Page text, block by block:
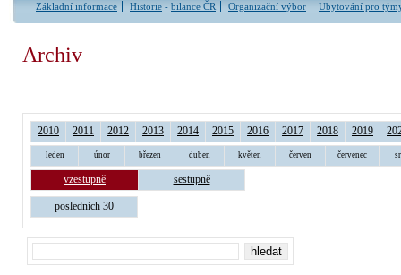
Základní informace Historie - bilance ČR Organizační výbor Ubytování pro
Archiv
2010 2011 2012 2013 2014 2015 2016 2017 2018 2019
leden únor březen duben květen červen červenec
vzestupně sestupně
posledních 30